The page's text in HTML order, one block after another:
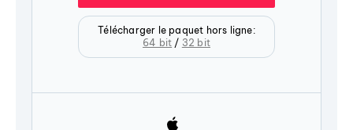
Télécharger le paquet hors ligne:
64 bit / 32 bit